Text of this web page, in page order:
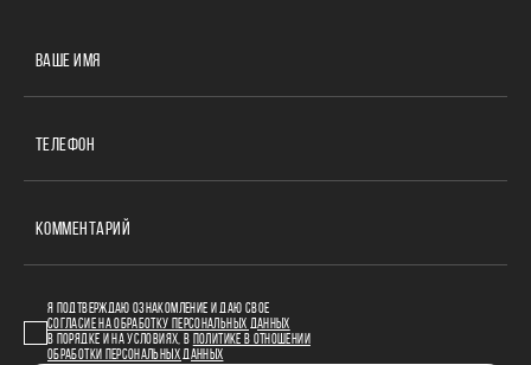
ВАШЕ ИМЯ
ТЕЛЕФОН
КОММЕНТАРИЙ
Я ПОДТВЕРЖДАЮ ОЗНАКОМЛЕНИЕ И ДАЮ СВОЕ
СОГЛАСИЕ НА ОБРАБОТКУ ПЕРСОНАЛЬНЫХ ДАННЫХ
В ПОРЯДКЕ И НА УСЛОВИЯХ, В
ПОЛИТИКЕ В ОТНОШЕНИИ
ОБРАБОТКИ ПЕРСОНАЛЬНЫХ ДАННЫХ